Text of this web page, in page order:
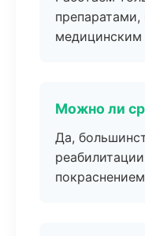
медицинским
Можно ли
Да,